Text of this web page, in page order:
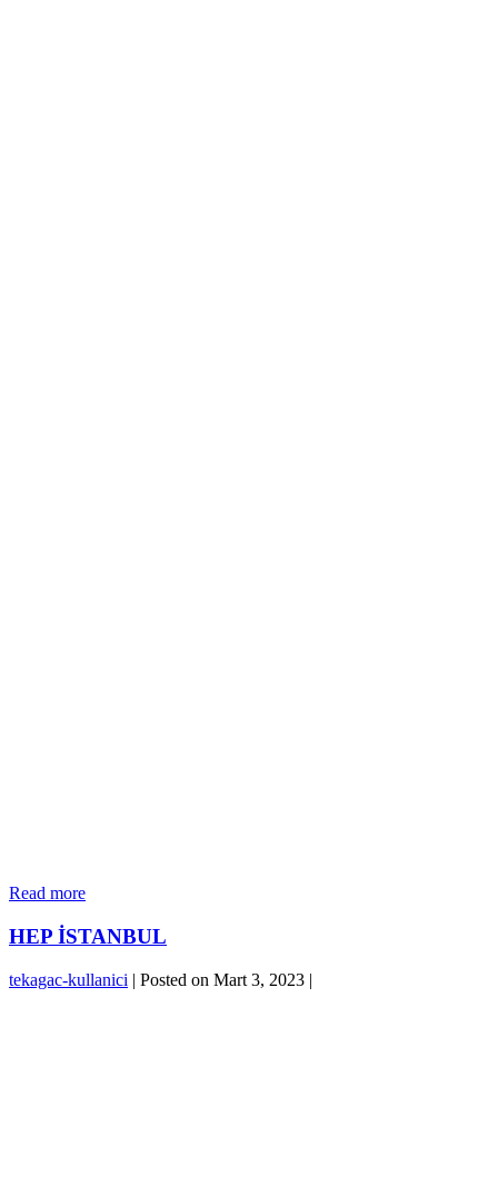
Read moreG
HEP İSTANBUL
tekagac-kullanici | Posted on Mart 3, 2023 |